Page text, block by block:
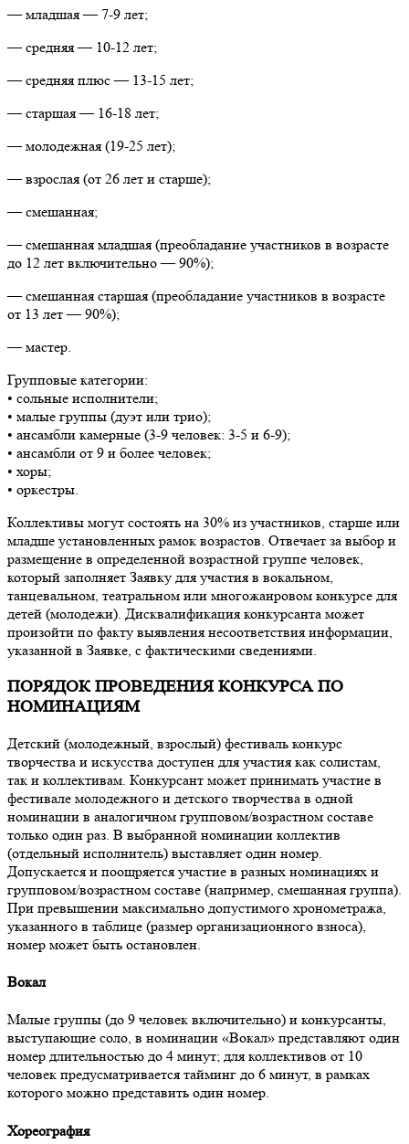
— младшая — 7-9 лет;
— средняя — 10-12 лет;
— средняя плюс — 13-15 лет;
— старшая — 16-18 лет;
— молодежная (19-25 лет);
— взрослая (от 26 лет и старше);
— смешанная;
— смешанная младшая (преобладание участников в возрасте
до 12 лет включительно — 90%);
— смешанная старшая (преобладание участников в возрасте
от 13 лет — 90%);
— мастер.
Групповые категории:
• сольные исполнители;
• малые группы (дуэт или трио);
• ансамбли камерные (3-9 человек: 3-5 и 6-9);
• ансамбли от 9 и более человек;
• хоры;
• оркестры.
Коллективы могут состоять на 30% из участников, старше или
младше установленных рамок возрастов. Отвечает за выбор и
размещение в определенной возрастной группе человек,
который заполняет Заявку для участия в вокальном,
танцевальном, театральном или многожанровом конкурсе для
детей (молодежи). Дисквалификация конкурсанта может
произойти по факту выявления несоответствия информации,
указанной в Заявке, с фактическими сведениями.
ПОРЯДОК ПРОВЕДЕНИЯ КОНКУРСА ПО
НОМИНАЦИЯМ
Детский (молодежный, взрослый) фестиваль конкурс
творчества и искусства доступен для участия как солистам,
так и коллективам. Конкурсант может принимать участие в
фестивале молодежного и детского творчества в одной
номинации в аналогичном групповом/возрастном составе
только один раз. В выбранной номинации коллектив
(отдельный исполнитель) выставляет один номер.
Допускается и поощряется участие в разных номинациях и
групповом/возрастном составе (например, смешанная группа).
При превышении максимально допустимого хронометража,
указанного в таблице (размер организационного взноса),
номер может быть остановлен.
Вокал
Малые группы (до 9 человек включительно) и конкурсанты,
выступающие соло, в номинации «Вокал» представляют один
номер длительностью до 4 минут; для коллективов от 10
человек предусматривается тайминг до 6 минут, в рамках
которого можно представить один номер.
Хореография